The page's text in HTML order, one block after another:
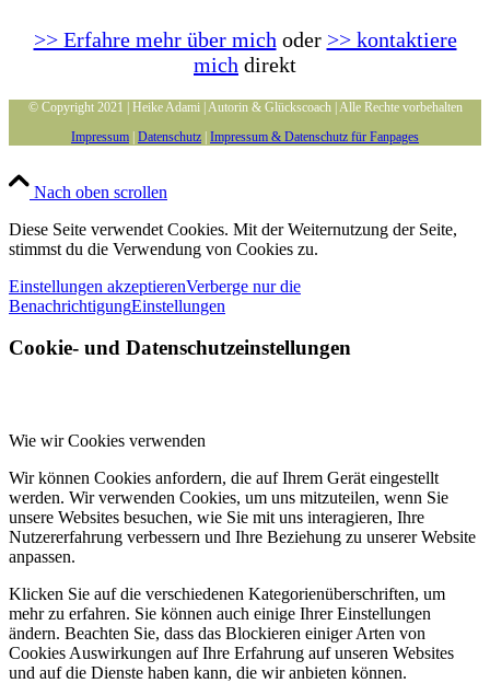
>> Erfahre mehr über mich oder >> kontaktiere
mich direkt
© Copyright 2021 | Heike Adami | Autorin & Glückscoach | Alle Rechte vorbehalten
Impressum | Datenschutz | Impressum & Datenschutz für Fanpages
Nach oben scrollen
Diese Seite verwendet Cookies. Mit der Weiternutzung der Seite,
stimmst du die Verwendung von Cookies zu.
Einstellungen akzeptierenVerberge nur die
BenachrichtigungEinstellungen
Cookie- und Datenschutzeinstellungen
Wie wir Cookies verwenden
Wir können Cookies anfordern, die auf Ihrem Gerät eingestellt
werden. Wir verwenden Cookies, um uns mitzuteilen, wenn Sie
unsere Websites besuchen, wie Sie mit uns interagieren, Ihre
Nutzererfahrung verbessern und Ihre Beziehung zu unserer Website
anpassen.
Klicken Sie auf die verschiedenen Kategorienüberschriften, um
mehr zu erfahren. Sie können auch einige Ihrer Einstellungen
ändern. Beachten Sie, dass das Blockieren einiger Arten von
Cookies Auswirkungen auf Ihre Erfahrung auf unseren Websites
und auf die Dienste haben kann, die wir anbieten können.